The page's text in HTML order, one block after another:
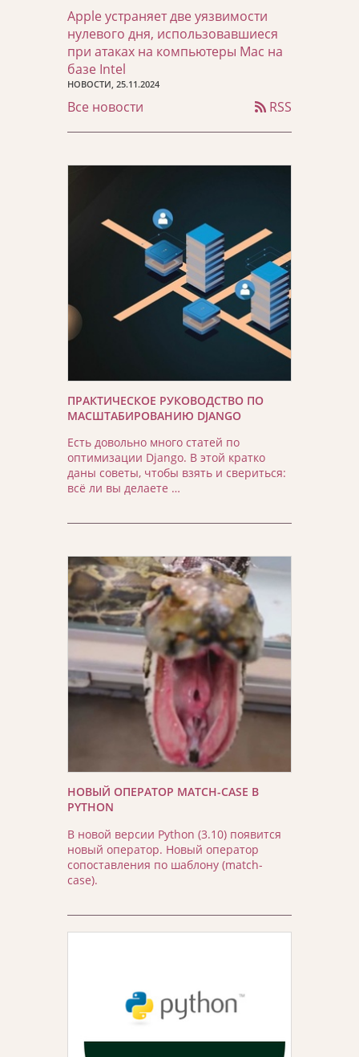
Apple устраняет две уязвимости
нулевого дня, использовавшиеся
при атаках на компьютеры Mac на
базе Intel
НОВОСТИ, 25.11.2024
Все новости RSS
ПРАКТИЧЕСКОЕ РУКОВОДСТВО ПО
МАСШТАБИРОВАНИЮ DJANGO
Есть довольно много статей по
оптимизации Django. В этой кратко
даны советы, чтобы взять и свериться:
всё ли вы делаете …
НОВЫЙ ОПЕРАТОР MATCH-CASE В
PYTHON
В новой версии Python (3.10) появится
новый оператор. Новый оператор
сопоставления по шаблону (match-
case).